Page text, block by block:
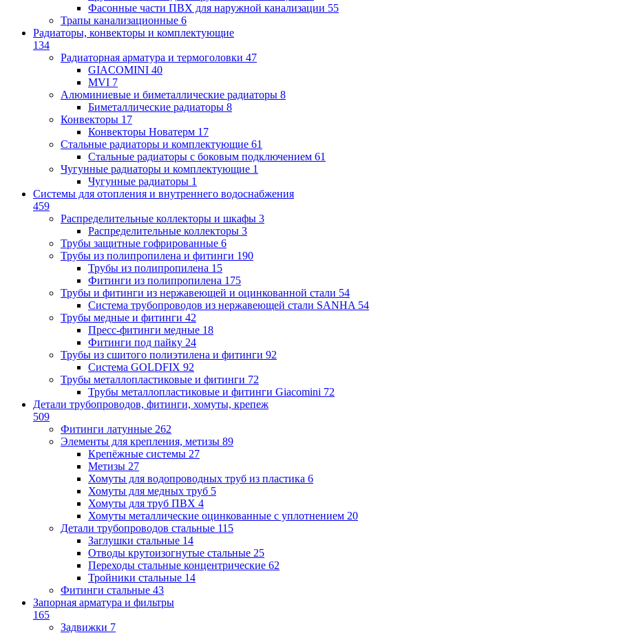
Фасонные части ПВХ для наружной канализации 55
Трапы канализационные 6
Радиаторы, конвекторы и комплектующие
134
Радиаторная арматура и термоголовки 47
GIACOMINI 40
MVI 7
Алюминиевые и биметаллические радиаторы 8
Биметаллические радиаторы 8
Конвекторы 17
Конвекторы Новатерм 17
Стальные радиаторы и комплектующие 61
Стальные радиаторы с боковым подключением 61
Чугунные радиаторы и комплектующие 1
Чугунные радиаторы 1
Системы для отопления и внутреннего водоснабжения
459
Распределительные коллекторы и шкафы 3
Распределительные коллекторы 3
Трубы защитные гофрированные 6
Трубы из полипропилена и фитинги 190
Трубы из полипропилена 15
Фитинги из полипропилена 175
Трубы и фитинги из нержавеющей и оцинкованной стали 54
Система трубопроводов из нержавеющей стали SANHA 54
Трубы медные и фитинги 42
Пресс-фитинги медные 18
Фитинги под пайку 24
Трубы из сшитого полиэтилена и фитинги 92
Система GOLDFIX 92
Трубы металлопластиковые и фитинги 72
Трубы металлопластиковые и фитинги Giacomini 72
Детали трубопроводов, фитинги, хомуты, крепеж
509
Фитинги латунные 262
Элементы для крепления, метизы 89
Крепёжные системы 27
Метизы 27
Хомуты для водопроводных труб из пластика 6
Хомуты для медных труб 5
Хомуты для труб ПВХ 4
Хомуты металлические оцинкованные с уплотнением 20
Детали трубопроводов стальные 115
Заглушки стальные 14
Отводы крутоизогнутые стальные 25
Переходы стальные концентрические 62
Тройники стальные 14
Фитинги стальные 43
Запорная арматура и фильтры
165
Задвижки 7